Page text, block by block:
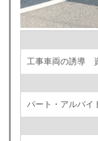
工事車両の誘導
パート・アルバイ